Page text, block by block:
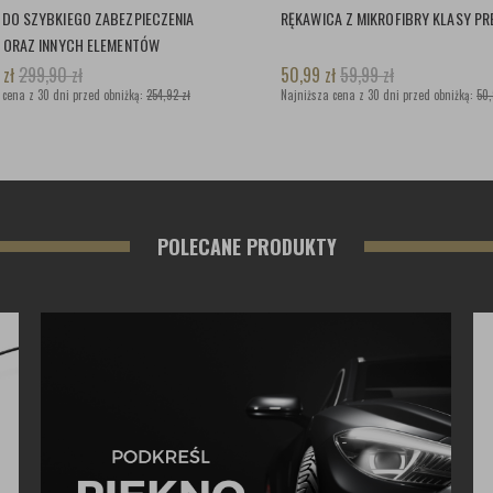
SZYBKIEGO ZABEZPIECZENIA
INNYCH ELEMENTÓW
zł299,90zł
z 30 dni przed obniżką: 254,92 zł
RĘKAWICA Z MIKROFIBRY KLASY
50,99 zł59,99zł
Najniższa cena z 30 dni przed obniżką:
POLECANE PRODUKTY